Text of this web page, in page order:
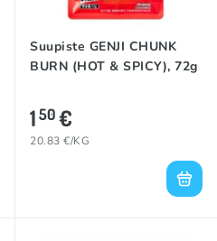
Suupiste GENJI CHUNK
BURN (HOT & SPICY), 72g
150€
20.83 €/KG